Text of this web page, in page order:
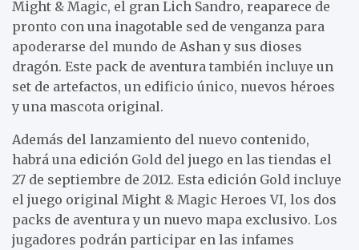
Might & Magic, el gran Lich Sandro, reaparece de
pronto con una inagotable sed de venganza para
apoderarse del mundo de Ashan y sus dioses
dragón. Este pack de aventura también incluye un
set de artefactos, un edificio único, nuevos héroes
y una mascota original.
Además del lanzamiento del nuevo contenido,
habrá una edición Gold del juego en las tiendas el
27 de septiembre de 2012. Esta edición Gold incluye
el juego original Might & Magic Heroes VI, los dos
packs de aventura y un nuevo mapa exclusivo. Los
jugadores podrán participar en las infames